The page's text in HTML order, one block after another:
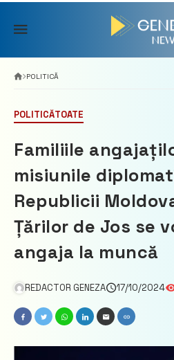
Skip
content
POLITICĂ
POLITICĂTOATE
Familiile
misiunile
Republicii
Țărilor de Jos se
angaja la muncă
REDACTOR GENEZA 17/10/2024